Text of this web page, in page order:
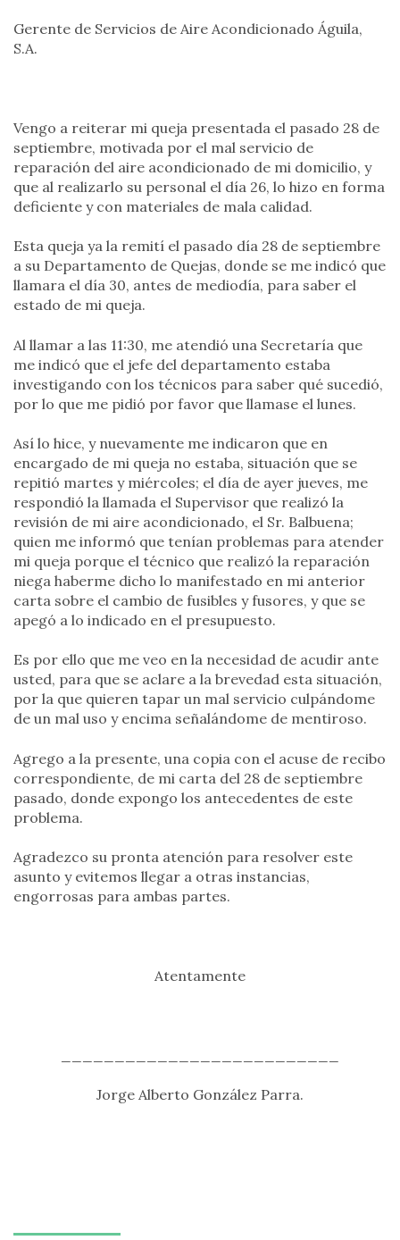
Gerente de Servicios de Aire Acondicionado Águila,
S.A.
Vengo a reiterar mi queja presentada el pasado 28 de
septiembre, motivada por el mal servicio de
reparación del aire acondicionado de mi domicilio, y
que al realizarlo su personal el día 26, lo hizo en forma
deficiente y con materiales de mala calidad.
Esta queja ya la remití el pasado día 28 de septiembre
a su Departamento de Quejas, donde se me indicó que
llamara el día 30, antes de mediodía, para saber el
estado de mi queja.
Al llamar a las 11:30, me atendió una Secretaría que
me indicó que el jefe del departamento estaba
investigando con los técnicos para saber qué sucedió,
por lo que me pidió por favor que llamase el lunes.
Así lo hice, y nuevamente me indicaron que en
encargado de mi queja no estaba, situación que se
repitió martes y miércoles; el día de ayer jueves, me
respondió la llamada el Supervisor que realizó la
revisión de mi aire acondicionado, el Sr. Balbuena;
quien me informó que tenían problemas para atender
mi queja porque el técnico que realizó la reparación
niega haberme dicho lo manifestado en mi anterior
carta sobre el cambio de fusibles y fusores, y que se
apegó a lo indicado en el presupuesto.
Es por ello que me veo en la necesidad de acudir ante
usted, para que se aclare a la brevedad esta situación,
por la que quieren tapar un mal servicio culpándome
de un mal uso y encima señalándome de mentiroso.
Agrego a la presente, una copia con el acuse de recibo
correspondiente, de mi carta del 28 de septiembre
pasado, donde expongo los antecedentes de este
problema.
Agradezco su pronta atención para resolver este
asunto y evitemos llegar a otras instancias,
engorrosas para ambas partes.
Atentamente
Jorge Alberto González Parra.